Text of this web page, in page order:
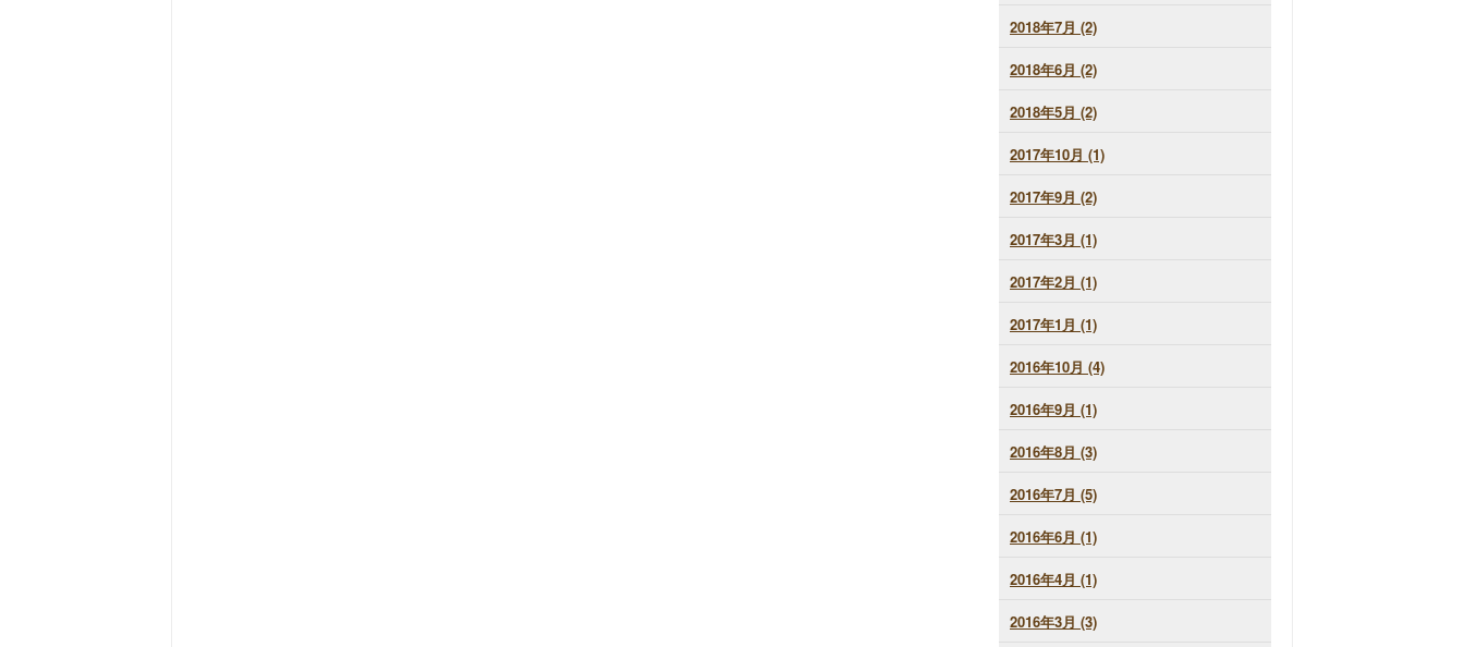
2018年7月 (2)
2018年6月 (2)
2018年5月 (2)
2017年10月 (1)
2017年9月 (2)
2017年3月 (1)
2017年2月 (1)
2017年1月 (1)
2016年10月 (4)
2016年9月 (1)
2016年8月 (3)
2016年7月 (5)
2016年6月 (1)
2016年4月 (1)
2016年3月 (3)